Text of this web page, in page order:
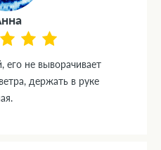
его не выворачивает
держать в руке